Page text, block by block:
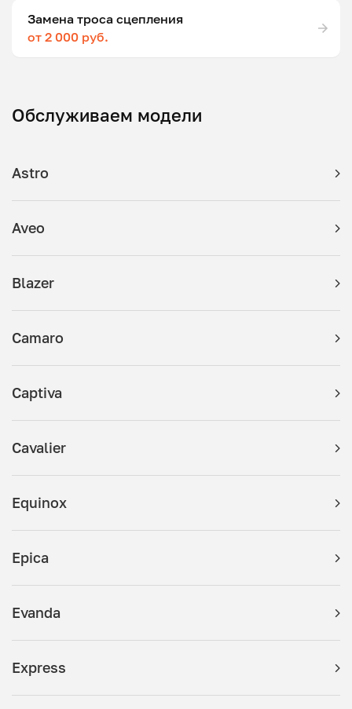
Замена троса сцепления
от 2 000 руб.
Обслуживаем модели
Astro
Aveo
Blazer
Camaro
Captiva
Cavalier
Equinox
Epica
Evanda
Express